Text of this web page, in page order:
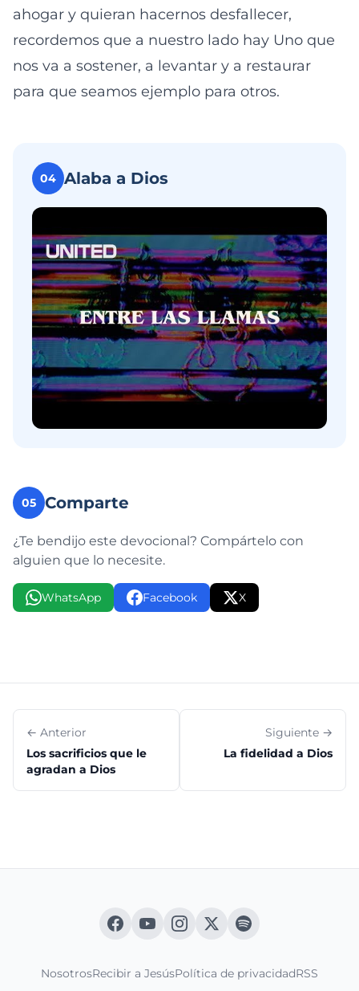
ahogar y quieran hacernos desfallecer,
recordemos que a nuestro lado hay Uno que
nos va a sostener, a levantar y a restaurar
para que seamos ejemplo para otros.
04 Alaba a Dios
05 Comparte
¿Te bendijo este devocional? Compártelo con
alguien que lo necesite.
WhatsApp Facebook X
← Anterior
Los sacrificios que le
agradan a Dios
Siguiente →
La fidelidad a Dios
NosotrosRecibir a JesúsPolítica de privacidadRSS